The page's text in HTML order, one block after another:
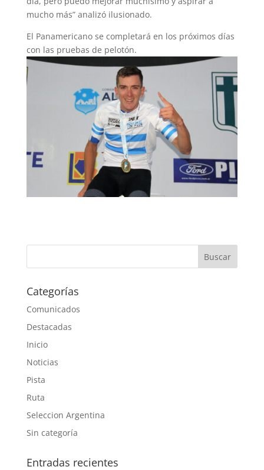
mucho más” analizó ilusionado.
El Panamericano se completará en los próximos días
con las pruebas de pelotón.
Categorías
Comunicados
Destacadas
Inicio
Noticias
Pista
Ruta
Seleccion Argentina
Sin categoría
Entradas recientes